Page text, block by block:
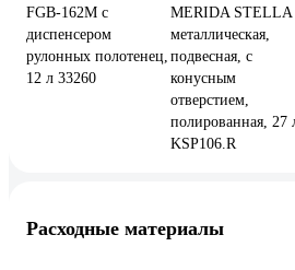
FGB-162M с
диспенсером
рулонных полотенец,
12 л 33260
MERIDA STELLA
металлическая,
подвесная, с
конусным
отверстием,
полированная, 27
KSP106.R
Расходные материалы